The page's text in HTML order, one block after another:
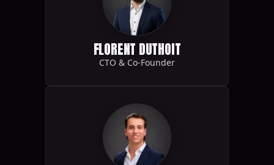
FLORENT DUTHOIT
CTO & Co-Founder